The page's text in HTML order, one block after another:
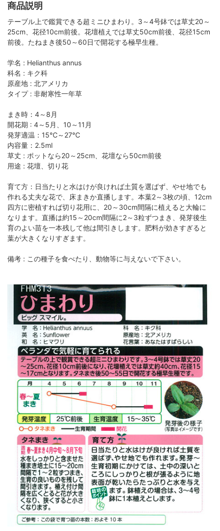
商品説明
テーブル上で鑑賞できる超ミニひまわり。3～4号鉢では草丈20～
25cm、花径10cm前後。花壇植えでは草丈50cm前後、花径15cm
前後。たねまき後50～60日で開花する極早生種。
学名 : Helianthus annus
科名 : キク科
原産地 : 北アメリカ
タイプ : 非耐寒性一年草
まき時：4～8月
開花期 : 4～5月、10～11月
発芽適温：15℃～27℃
内容量：2.5ml
草丈 : ポットなら20～25cm、花壇なら50cm前後
用途 : 花壇、切り花
育て方：日当たりと水はけが良ければ土質を選ばず、やせ地でも
作れる丈夫な花で、床まきか直播します。本葉2～3枚の頃、12cm
四方に密植すれば切り花用に、20～30cm間隔に植えると大輪に
なります。直播は約15～20cm間隔に2～3粒ずつまき、発芽後生
育のよい苗を一本残して他は間引きします。肥料が効きすぎると
葉が大きくなりすぎます。
備考 : この種子を食べたり、動物等に与えないで下さい。